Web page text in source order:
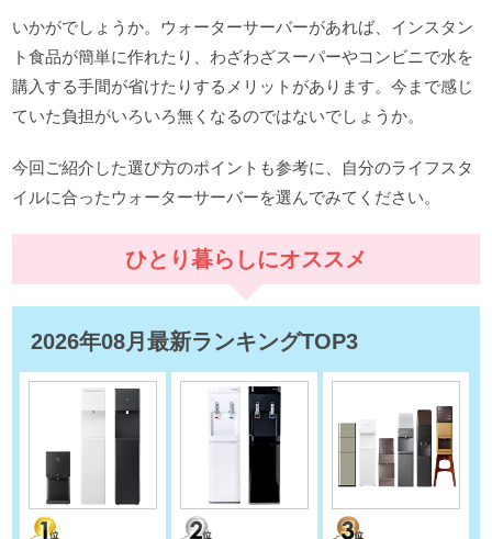
いかがでしょうか。ウォーターサーバーがあれば、インスタン
ト食品が簡単に作れたり、わざわざスーパーやコンビニで水を
購入する手間が省けたりするメリットがあります。今まで感じ
ていた負担がいろいろ無くなるのではないでしょうか。
今回ご紹介した選び方のポイントも参考に、自分のライフスタ
イルに合ったウォーターサーバーを選んでみてください。
ひとり暮らしにオススメ
2026年08月最新ランキングTOP3